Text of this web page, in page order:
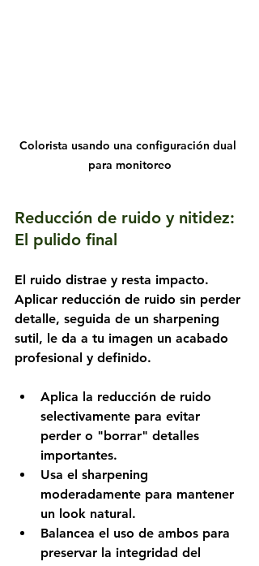
Colorista usando una configuración dual
para monitoreo
Reducción de ruido y nitidez:
El pulido final
El ruido distrae y resta impacto.
Aplicar reducción de ruido sin perder
detalle, seguida de un sharpening
sutil, le da a tu imagen un acabado
profesional y definido.
Aplica la reducción de ruido
selectivamente para evitar
perder o "borrar" detalles
importantes.
Usa el sharpening
moderadamente para mantener
un look natural.
Balancea el uso de ambos para
preservar la integridad del